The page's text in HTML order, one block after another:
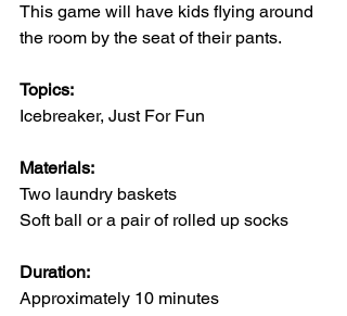
This game will have kids flying around
the room by the seat of their pants.
Topics:
Icebreaker, Just For Fun
Materials:
Two laundry baskets
Soft ball or a pair of rolled up socks
Duration:
Approximately 10 minutes